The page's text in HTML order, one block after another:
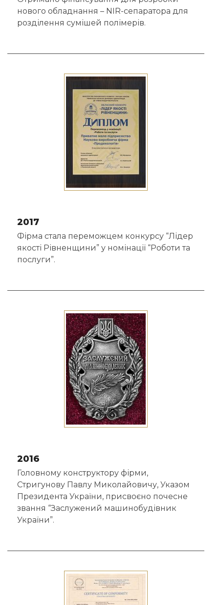
нового обладнання – NIR-сепаратора для
розділення сумішей полімерів.
2017
Фірма стала переможцем конкурсу “Лідер
якості Рівненщини” у номінації “Роботи та
послуги”.
2016
Головному конструктору фірми,
Стригунову Павлу Миколайовичу, Указом
Президента України, присвоєно почесне
звання “Заслужений машинобудівник
України”.